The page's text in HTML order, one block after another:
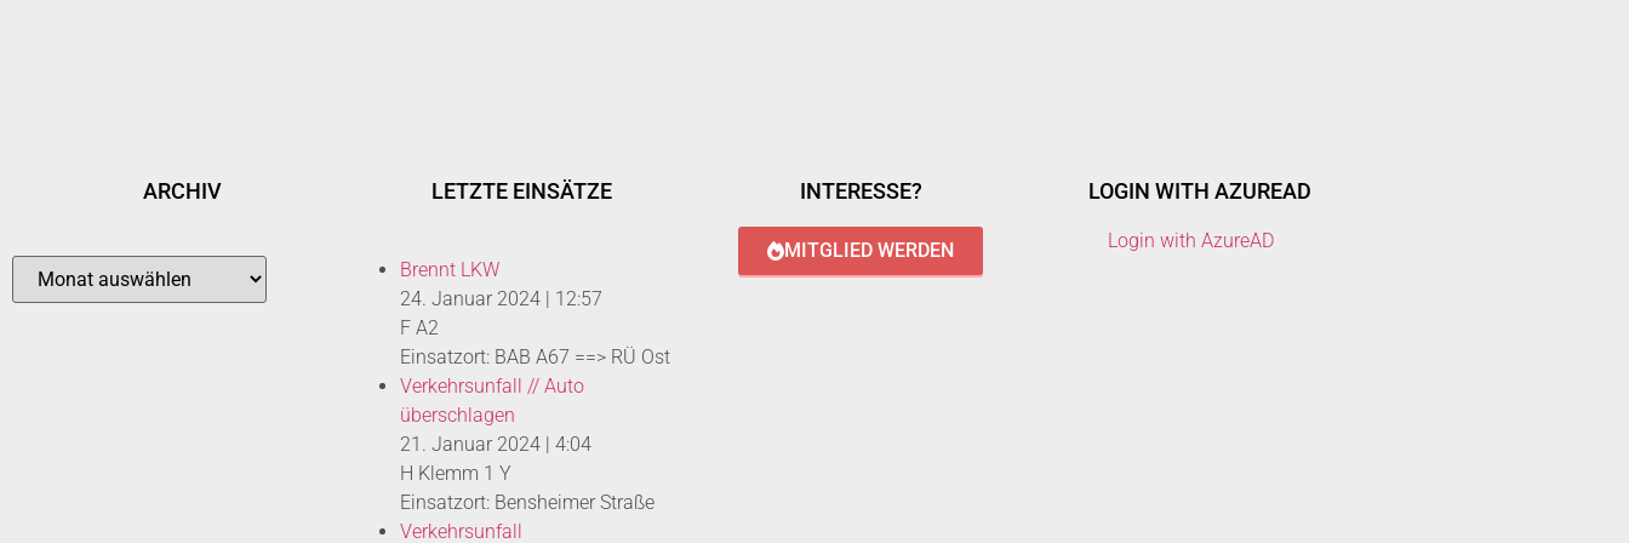
ARCHIV LETZTE EINSÄTZE
Brennt LKW
24. Januar 2024 | 12:57
F A2
Einsatzort: BAB A67 ==> RÜ Ost
Verkehrsunfall // Auto
überschlagen
21. Januar 2024 | 4:04
H Klemm 1 Y
Einsatzort: Bensheimer Straße
Verkehrsunfall
INTERESSE?
MITGLIED WERDEN
LOGIN WITH AZUREAD
Login with AzureAD